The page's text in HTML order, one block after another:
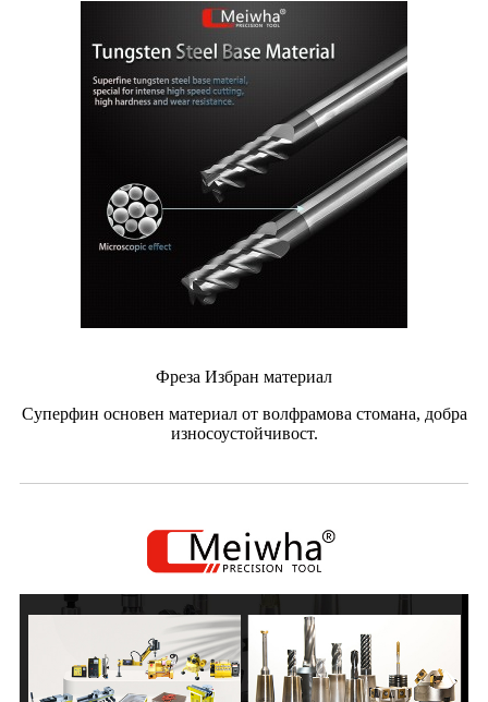
Фреза Избран материал
Суперфин основен материал от волфрамова стомана, добра
износоустойчивост.